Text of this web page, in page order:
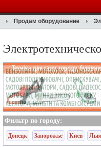
Продам оборудование
Фильтр по городу:
Донецк Запорожье Киев